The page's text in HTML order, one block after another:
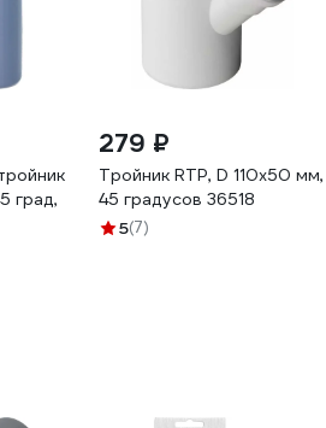
град,
279 ₽
Тройник RTP, D 110х50 мм,
45 градусов 36518
5(7)